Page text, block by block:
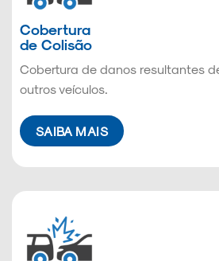
Cobertura
de Colisão
Cobertura de danos resultantes
outros veículos.
SAIBA MAIS